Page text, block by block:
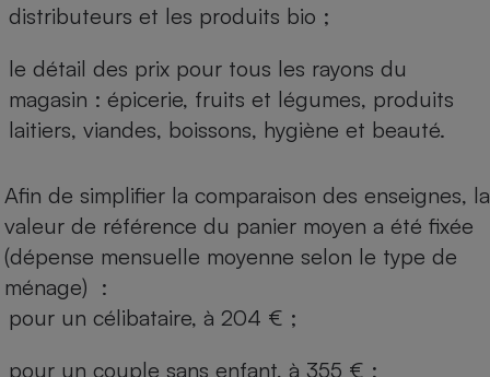
distributeurs et les produits bio ;
le détail des prix pour tous les rayons du
magasin : épicerie, fruits et légumes, produits
laitiers, viandes, boissons, hygiène et beauté.
Afin de simplifier la comparaison des enseignes, la
valeur de référence du panier moyen a été fixée
(dépense mensuelle moyenne selon le type de
ménage) :
pour un célibataire, à 204 € ;
pour un couple sans enfant, à 355 € ;